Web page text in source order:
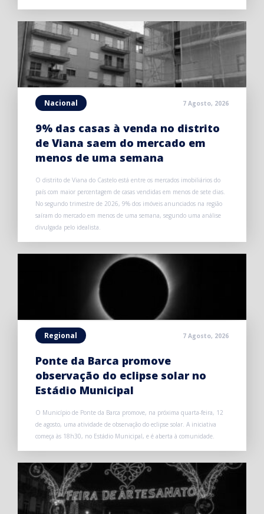
Nacional 7 Agosto, 2026
9% das casas à venda no distrito
de Viana saem do mercado em
menos de uma semana
O distrito de Viana do Castelo está entre os mercados imobiliários do
país com maior percentagem de casas vendidas em menos de sete dias.
No segundo trimestre de 2026, 9% dos imóveis anunciados na região
saíram do mercado em menos de uma semana, segundo uma análise
divulgada pelo idealista.
Regional 7 Agosto, 2026
Ponte da Barca promove
observação do eclipse solar no
Estádio Municipal
O Município de Ponte da Barca promove, na próxima quarta-feira, 12
de agosto, uma atividade de observação do eclipse solar. A iniciativa
começa às 18h30, no Estádio Municipal, e é aberta à comunidade.